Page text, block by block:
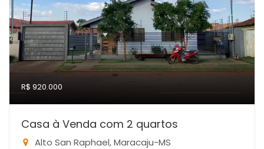
R$ 920.000
Casa à Venda com 2 quartos
Alto San Raphael, Maracaju-MS